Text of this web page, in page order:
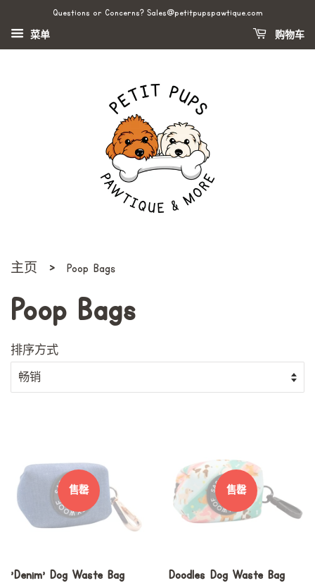
Questions or Concerns? Sales@petitpupspawtique.com
菜单 购物车
主页 › Poop Bags
Poop Bags
排序方式
售罄
'Denim' Dog Waste Bag
售罄
Doodles Dog Waste Bag